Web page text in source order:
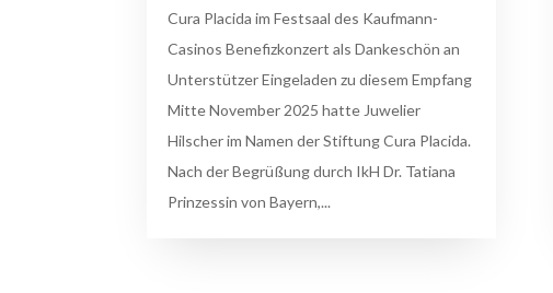
Cura Placida im Festsaal des Kaufmann-
Casinos Benefizkonzert als Dankeschön an
Unterstützer Eingeladen zu diesem Empfang
Mitte November 2025 hatte Juwelier
Hilscher im Namen der Stiftung Cura Placida.
Nach der Begrüßung durch IkH Dr. Tatiana
Prinzessin von Bayern,...